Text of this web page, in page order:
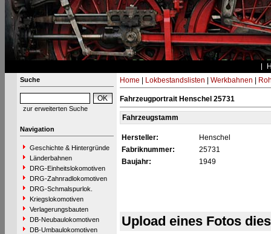
Suche
zur erweiterten Suche
Navigation
Geschichte & Hintergründe
Länderbahnen
DRG-Einheitslokomotiven
DRG-Zahnradlokomotiven
DRG-Schmalspurlok.
Kriegslokomotiven
Verlagerungsbauten
DB-Neubaulokomotiven
DB-Umbaulokomotiven
Home Lokbestandslisten Werkbahnen
Fahrzeugportrait Henschel 25731
Fahrzeugstamm
Hersteller:
Henschel
Fabriknummer:
25731
Baujahr:
1949
Upload eines Fotos